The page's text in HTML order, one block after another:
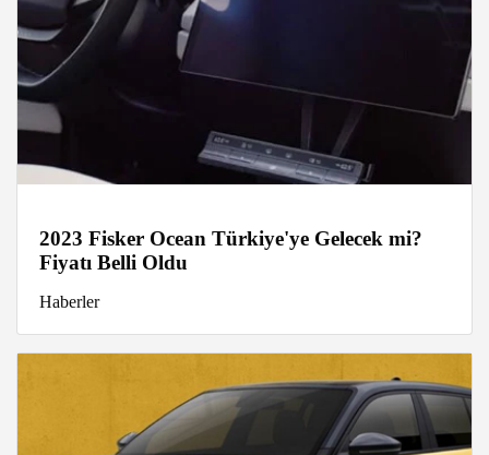
2023 Fisker Ocean Türkiye'ye Gelecek mi?
Fiyatı Belli Oldu
Haberler